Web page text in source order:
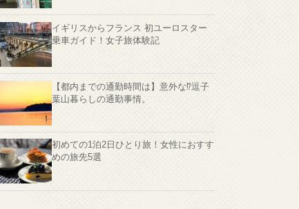
イギリスからフランス 初ユーロスター
乗車ガイド！女子旅体験記
【都内までの通勤時間は】意外な⁉️逗子
葉山暮らしの通勤事情。
初めての1泊2日ひとり旅！女性におすす
めの旅先5選